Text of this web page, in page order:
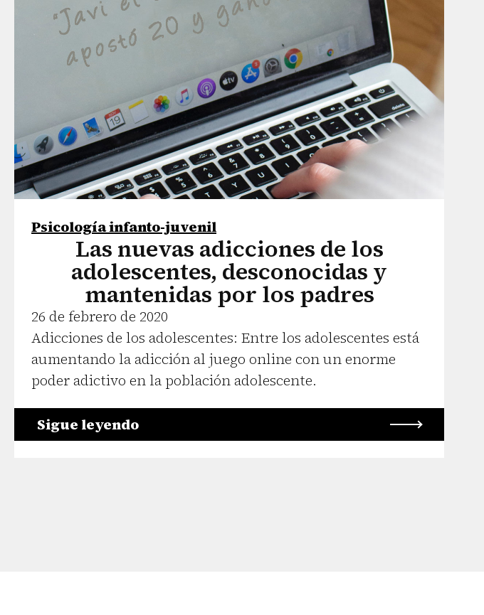
Psicología infanto-juvenil
Las nuevas adicciones de los
adolescentes, desconocidas y
mantenidas por los padres
26 de febrero de 2020
Adicciones de los adolescentes: Entre los adolescentes está
aumentando la adicción al juego online con un enorme
poder adictivo en la población adolescente.
Sigue leyendo